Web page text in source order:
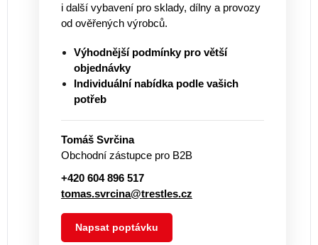
i další vybavení pro sklady, dílny a provozy
od ověřených výrobců.
Výhodnější podmínky pro větší
objednávky
Individuální nabídka podle vašich
potřeb
Tomáš Svrčina
Obchodní zástupce pro B2B
+420 604 896 517
tomas.svrcina@trestles.cz
Napsat poptávku